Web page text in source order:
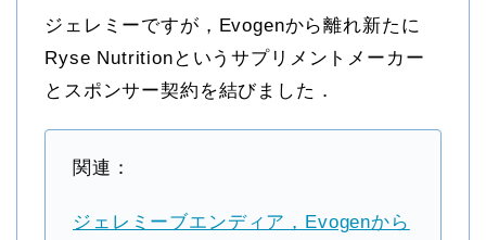
ジェレミーですが，Evogenから離れ新たに
Ryse Nutritionというサプリメントメーカー
とスポンサー契約を結びました．
関連：
ジェレミーブエンディア，Evogenから